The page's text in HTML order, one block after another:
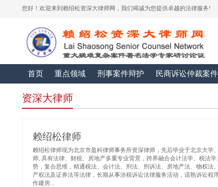
您好！欢迎来到赖绍松资深大律师网，我们竭诚为您提供卓越的法律服务!
首页 重点领域 刑事案件辩护 民商诉讼仲裁案件
资深大律师
赖绍松律师
赖绍松律师现为北京市盈科律师事务所资深律师，先后毕业于北京大
师, 具有法律、财税、房地产多重专业背景，跨界融合会计法学、税法
势，复合思维，精通税法、会计法、刑法、刑诉法、房地产法、物权
产权法及证券法等法律，长期从事涉税诉讼法律服务活动，谙熟诉讼
作建房...